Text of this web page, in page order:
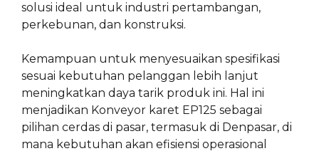
solusi ideal untuk industri pertambangan,
perkebunan, dan konstruksi.
Kemampuan untuk menyesuaikan spesifikasi
sesuai kebutuhan pelanggan lebih lanjut
meningkatkan daya tarik produk ini. Hal ini
menjadikan Konveyor karet EP125 sebagai
pilihan cerdas di pasar, termasuk di Denpasar, di
mana kebutuhan akan efisiensi operasional